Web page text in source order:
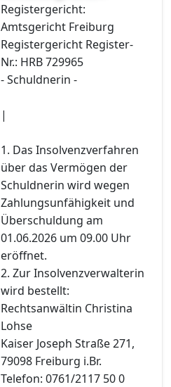
Registergericht:
Amtsgericht Freiburg
Registergericht Register-
Nr.: HRB 729965
- Schuldnerin -
|
1. Das Insolvenzverfahren
über das Vermögen der
Schuldnerin wird wegen
Zahlungsunfähigkeit und
Überschuldung am
01.06.2026 um 09.00 Uhr
eröffnet.
2. Zur Insolvenzverwalterin
wird bestellt:
Rechtsanwältin Christina
Lohse
Kaiser Joseph Straße 271,
79098 Freiburg i.Br.
Telefon: 0761/2117 50 0